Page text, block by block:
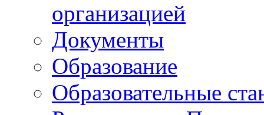
организацией
Документы
Образование
Образовательные